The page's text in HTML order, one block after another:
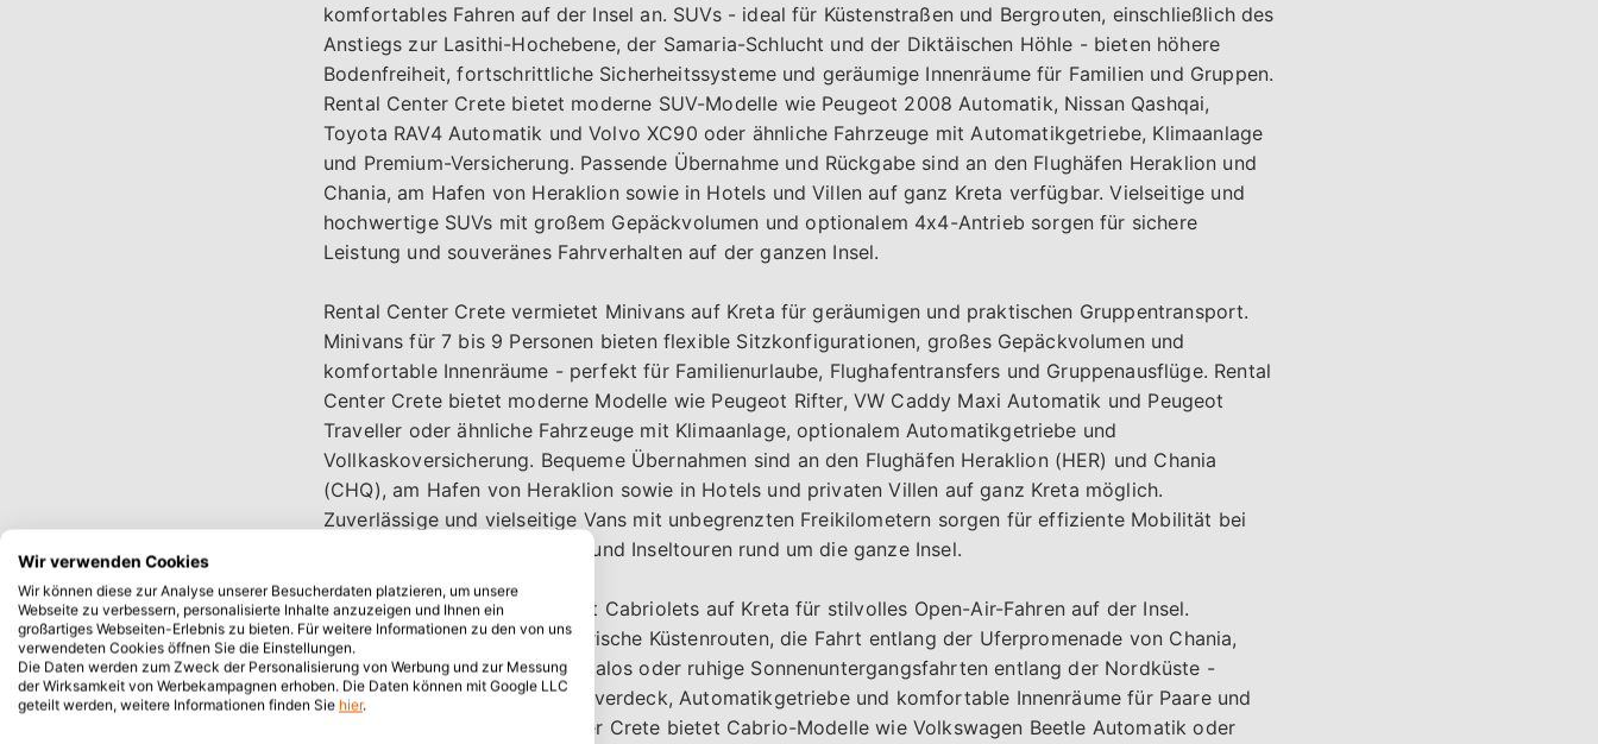
komfortables Fahren auf der Insel an. SUVs - ideal für Küstenstraßen und Bergrouten, einschließlich des
Anstiegs zur Lasithi-Hochebene, der Samaria-Schlucht und der Diktäischen Höhle - bieten höhere
Bodenfreiheit, fortschrittliche Sicherheitssysteme und geräumige Innenräume für Familien und Gruppen.
Rental Center Crete bietet moderne SUV-Modelle wie Peugeot 2008 Automatik, Nissan Qashqai,
Toyota RAV4 Automatik und Volvo XC90 oder ähnliche Fahrzeuge mit Automatikgetriebe, Klimaanlage
und Premium-Versicherung. Passende Übernahme und Rückgabe sind an den Flughäfen Heraklion und
Chania, am Hafen von Heraklion sowie in Hotels und Villen auf ganz Kreta verfügbar. Vielseitige und
hochwertige SUVs mit großem Gepäckvolumen und optionalem 4x4-Antrieb sorgen für sichere
Leistung und souveränes Fahrverhalten auf der ganzen Insel.
Rental Center Crete vermietet Minivans auf Kreta für geräumigen und praktischen Gruppentransport.
Minivans für 7 bis 9 Personen bieten flexible Sitzkonfigurationen, großes Gepäckvolumen und
komfortable Innenräume - perfekt für Familienurlaube, Flughafentransfers und Gruppenausflüge. Rental
Center Crete bietet moderne Modelle wie Peugeot Rifter, VW Caddy Maxi Automatik und Peugeot
Traveller oder ähnliche Fahrzeuge mit Klimaanlage, optionalem Automatikgetriebe und
Vollkaskoversicherung. Bequeme Übernahmen sind an den Flughäfen Heraklion (HER) und Chania
(CHQ), am Hafen von Heraklion sowie in Hotels und privaten Villen auf ganz Kreta möglich.
Zuverlässige und vielseitige Vans mit unbegrenzten Freikilometern sorgen für effiziente Mobilität bei
Hochzeiten, Geschäftsreisen und Inseltouren rund um die ganze Insel.
Rental Center Crete vermietet Cabriolets auf Kreta für stilvolles Open-Air-Fahren auf der Insel.
Cabriolets - perfekt für malerische Küstenrouten, die Fahrt entlang der Uferpromenade von Chania,
Ausflüge nach Elafonisi und Balos oder ruhige Sonnenuntergangsfahrten entlang der Nordküste -
bieten ein versenkbares Stoffverdeck, Automatikgetriebe und komfortable Innenräume für Paare und
Genussreisende. Rental Center Crete bietet Cabrio-Modelle wie Volkswagen Beetle Automatik oder
Wir verwenden Cookies
Wir können diese zur Analyse unserer Besucherdaten platzieren, um unsere
Webseite zu verbessern, personalisierte Inhalte anzuzeigen und Ihnen ein
großartiges Webseiten-Erlebnis zu bieten. Für weitere Informationen zu den von uns
verwendeten Cookies öffnen Sie die Einstellungen.
Die Daten werden zum Zweck der Personalisierung von Werbung und zur Messung
der Wirksamkeit von Werbekampagnen erhoben. Die Daten können mit Google LLC
geteilt werden, weitere Informationen finden Sie hier.